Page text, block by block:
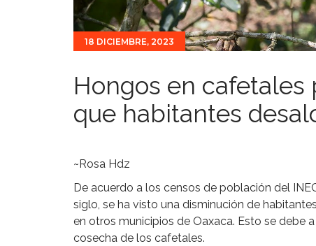
18 DICIEMBRE, 2023
Hongos en
que habitantes
~Rosa Hdz
De acuerdo a los censos de población del
siglo, se ha visto una disminución de
en otros municipios de Oaxaca. Esto se debe
cosecha de los cafetales.